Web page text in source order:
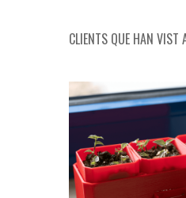
CLIENTS QUE HAN VIST